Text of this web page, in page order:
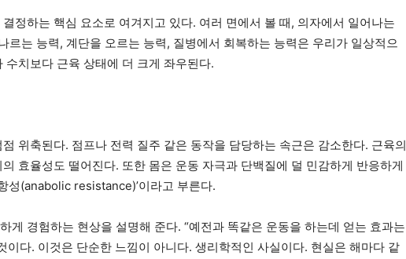
정하는 핵심 요소로 여겨지고 있다. 여러 면에서 볼 때, 의자에서 일어나는
르는 능력, 계단을 오르는 능력, 질병에서 회복하는 능력은 우리가 일상적으
수치보다 근육 상태에 더 크게 좌우된다.
위축된다. 점프나 전력 질주 같은 동작을 담당하는 속근은 감소한다. 근육의
효율성도 떨어진다. 또한 몸은 운동 자극과 단백질에 덜 민감하게 반응하게
성(anabolic resistance)’이라고 부른다.
게 경험하는 현상을 설명해 준다. “예전과 똑같은 운동을 하는데 얻는 효과는
이다. 이것은 단순한 느낌이 아니다. 생리학적인 사실이다. 현실은 해마다 같